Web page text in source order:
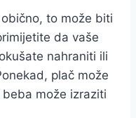
to može biti
da vaše
nahraniti ili
plač može
može izraziti